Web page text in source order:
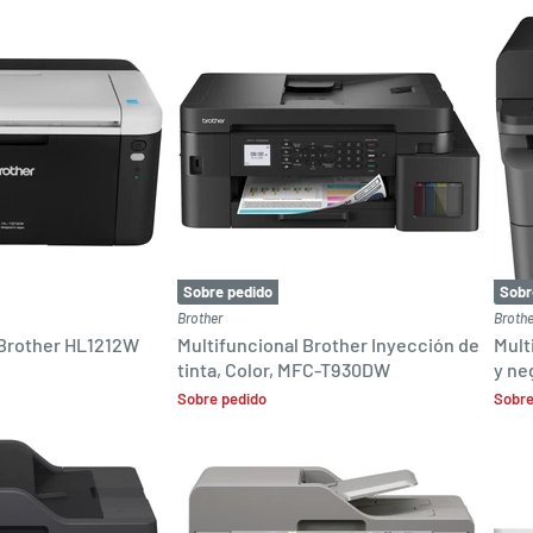
HL1212W
Sobre pedido
Brother
Multifuncional Brother Inyección de
tinta, Color, MFC-T930DW
Sobre pedido
y